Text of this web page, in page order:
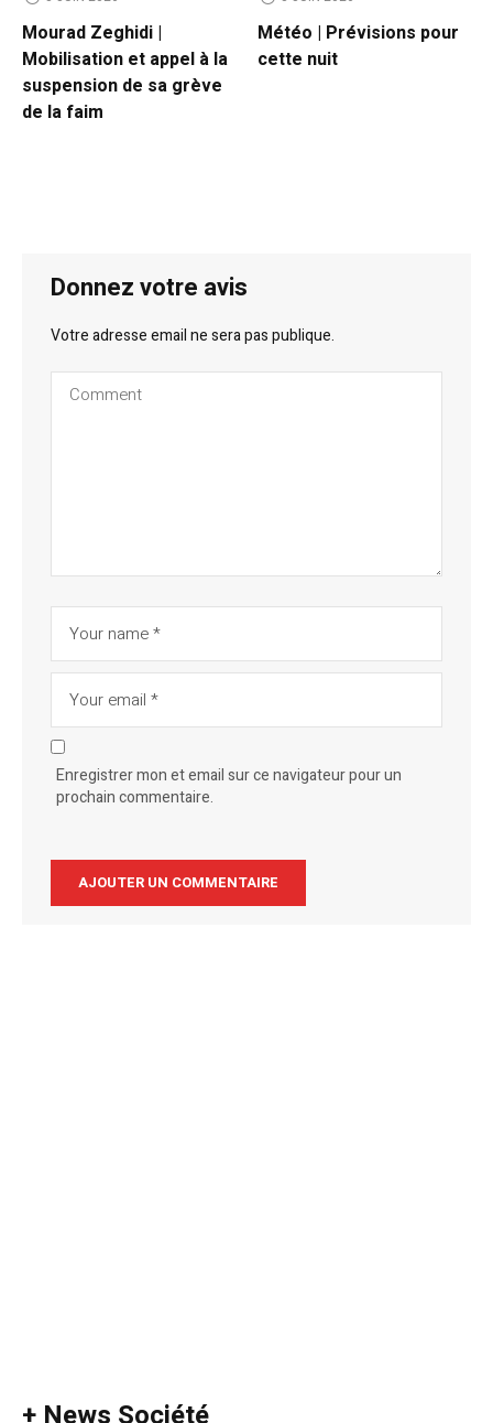
Mourad Zeghidi |
Mobilisation et appel à la
suspension de sa grève
de la faim
Météo | Prévisions pour
cette nuit
Donnez votre avis
Votre adresse email ne sera pas publique.
Enregistrer mon et email sur ce navigateur pour un
prochain commentaire.
+ News Société